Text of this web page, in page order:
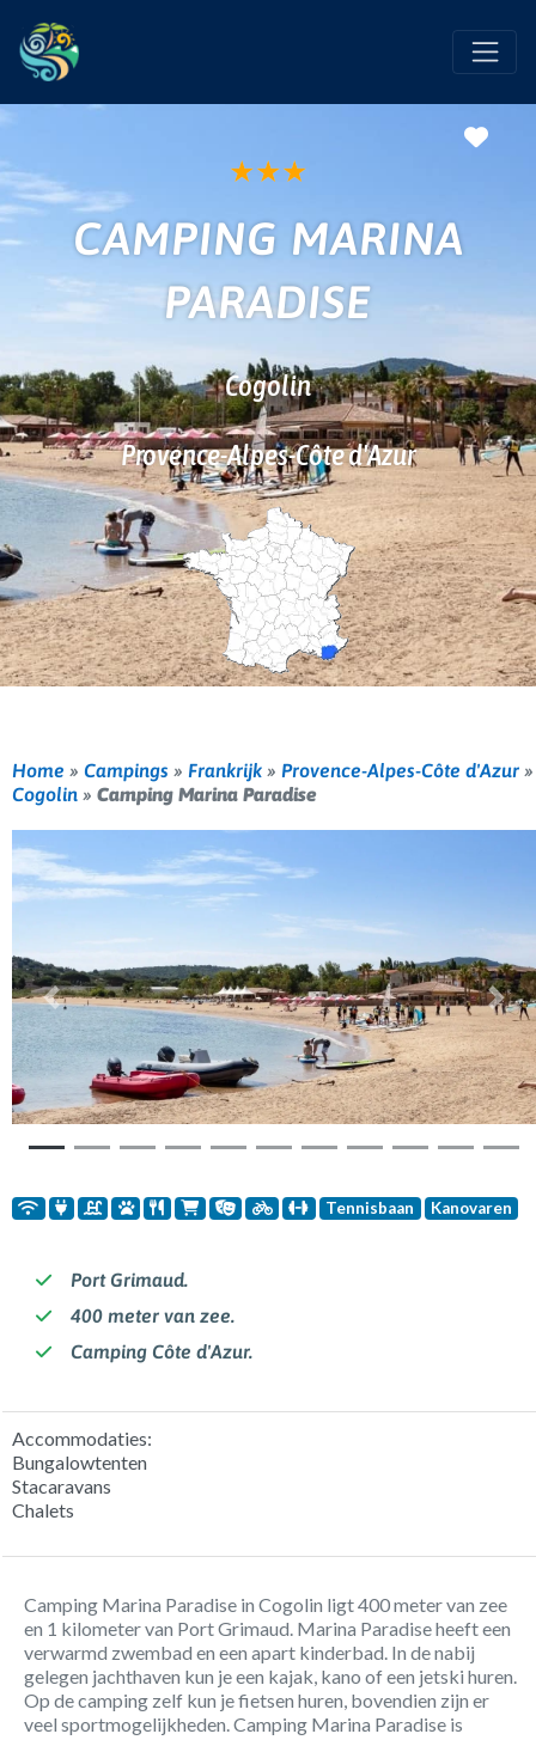
★★★
CAMPING MARINA
PARADISE
Cogolin
Provence-Alpes-Côte d'Azur
Home » Campings » Frankrijk » Provence-Alpes-Côte d'Azur »
Cogolin » Camping Marina Paradise
Vorige
Tennisbaan Kanovaren
Port Grimaud.
400 meter van zee.
Camping Côte d'Azur.
Accommodaties:
Bungalowtenten
Stacaravans
Chalets
Camping Marina Paradise in Cogolin ligt 400 meter van zee
en 1 kilometer van Port Grimaud. Marina Paradise heeft een
verwarmd zwembad en een apart kinderbad. In de nabij
gelegen jachthaven kun je een kajak, kano of een jetski huren.
Op de camping zelf kun je fietsen huren, bovendien zijn er
veel sportmogelijkheden. Camping Marina Paradise is